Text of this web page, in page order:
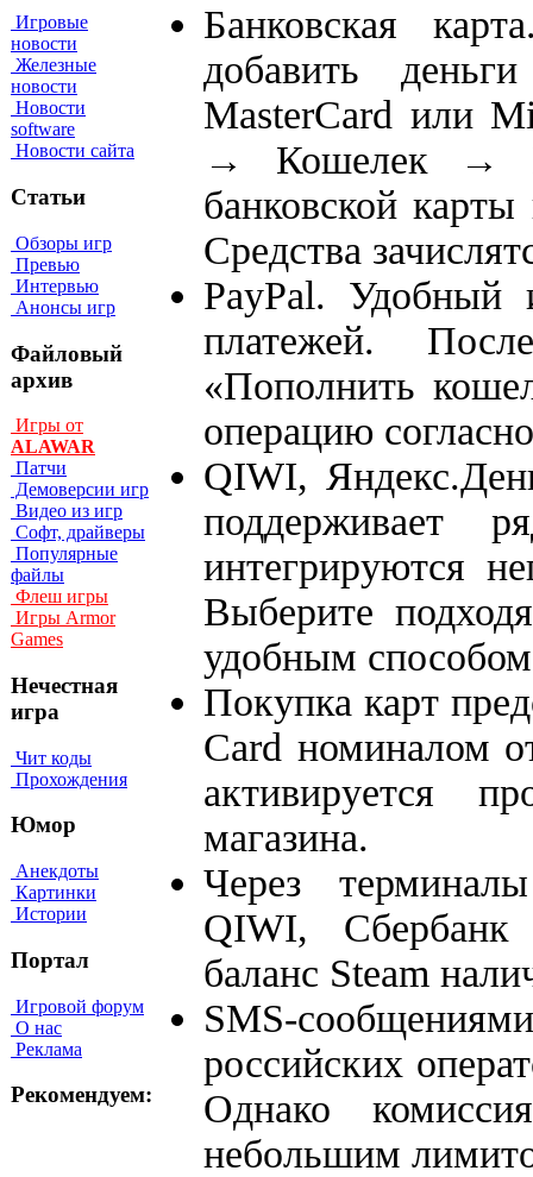
Игровые
новости
Железные
новости
Новости
software
Новости сайта
Статьи
Обзоры игр
Превью
Интервью
Анонсы игр
Файловый
архив
Игры от
ALAWAR
Патчи
Демоверсии игр
Видео из игр
Софт, драйверы
Популярные
файлы
Флеш игры
Игры Armor
Games
Нечестная
игра
Чит коды
Прохождения
Юмор
Анекдоты
Картинки
Истории
Портал
Игровой форум
О нас
Реклама
Рекомендуем:
Банковская
добавить
MasterCard или
→ Кошелек →
банковской
Средства
PayPal. Удобный
платежей.
«Пополнить
операцию
QIWI,
поддерживает
интегрируются
Выберите
удобным
Покупка карт
Card номиналом
активируется
магазина.
Через
QIWI, Сбербанк
баланс Steam
SMS-
российских
Однако
небольшим